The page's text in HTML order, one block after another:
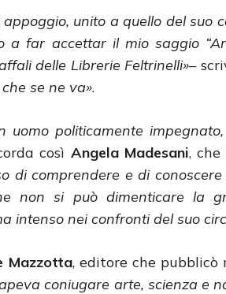
unito a quello del suo
a far accettar il mio saggio
delle Librerie Feltrinelli»–
se ne va».
politicamente
così Angela Madesani,
di comprendere e di
non si può dimenticare la
intenso nei confronti del suo
Mazzotta, editore che pubblicò
coniugare arte, scienza e